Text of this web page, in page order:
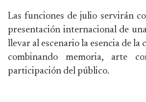
Las funciones de julio servirán
presentación internacional de
llevar al escenario la esencia de la
combinando memoria, arte
participación del público.